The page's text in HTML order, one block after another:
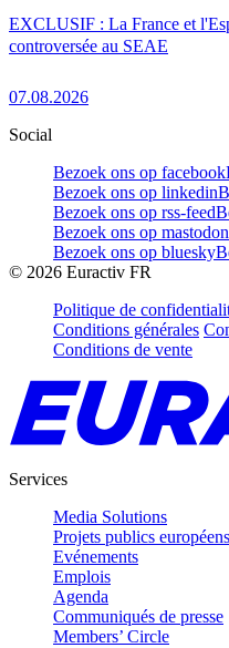
EXCLUSIF : La France et
controversée au SEAE
07.08.2026
Social
Bezoek ons op facebook
Bezoek ons op linkedin
Bezoek ons op rss-feed
Bezoek ons op mastodon
Bezoek ons op bluesky
© 2026 Euractiv FR
Politique de
Conditions générales
Conditions de vente
Services
Media Solutions
Projets publics européens
Evénements
Emplois
Agenda
Communiqués de presse
Members’ Circle